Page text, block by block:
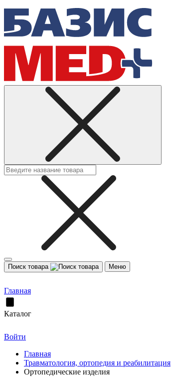
Поиск товара Меню
Главная
Каталог
Войти
Главная
Травматология, ортопедия и реабилитация
Ортопедические изделия